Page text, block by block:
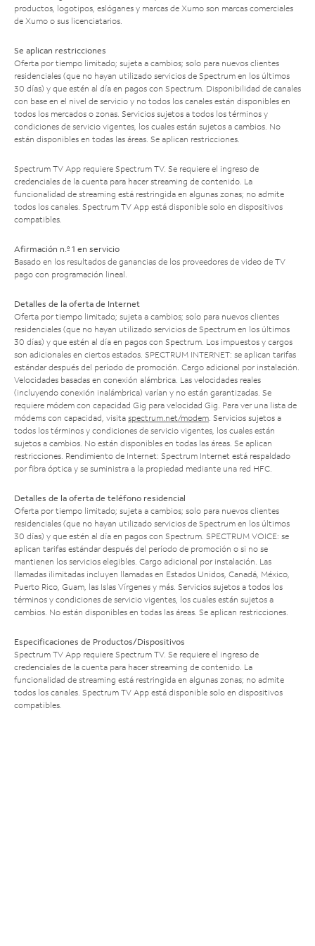
productos, logotipos, eslóganes y marcas de Xumo son marcas comerciales
de Xumo o sus licenciatarios.
Se aplican restricciones
Oferta por tiempo limitado; sujeta a cambios; solo para nuevos clientes
residenciales (que no hayan utilizado servicios de Spectrum en los últimos
30 días) y que estén al día en pagos con Spectrum. Disponibilidad de canales
con base en el nivel de servicio y no todos los canales están disponibles en
todos los mercados o zonas. Servicios sujetos a todos los términos y
condiciones de servicio vigentes, los cuales están sujetos a cambios. No
están disponibles en todas las áreas. Se aplican restricciones.
Spectrum TV App requiere Spectrum TV. Se requiere el ingreso de
credenciales de la cuenta para hacer streaming de contenido. La
funcionalidad de streaming está restringida en algunas zonas; no admite
todos los canales. Spectrum TV App está disponible solo en dispositivos
compatibles.
Afirmación n.º 1 en servicio
Basado en los resultados de ganancias de los proveedores de video de TV
pago con programación lineal.
Detalles de la oferta de Internet
Oferta por tiempo limitado; sujeta a cambios; solo para nuevos clientes
residenciales (que no hayan utilizado servicios de Spectrum en los últimos
30 días) y que estén al día en pagos con Spectrum. Los impuestos y cargos
son adicionales en ciertos estados. SPECTRUM INTERNET: se aplican tarifas
estándar después del período de promoción. Cargo adicional por instalación.
Velocidades basadas en conexión alámbrica. Las velocidades reales
(incluyendo conexión inalámbrica) varían y no están garantizadas. Se
requiere módem con capacidad Gig para velocidad Gig. Para ver una lista de
módems con capacidad, visita spectrum.net/modem. Servicios sujetos a
todos los términos y condiciones de servicio vigentes, los cuales están
sujetos a cambios. No están disponibles en todas las áreas. Se aplican
restricciones. Rendimiento de Internet: Spectrum Internet está respaldado
por fibra óptica y se suministra a la propiedad mediante una red HFC.
Detalles de la oferta de teléfono residencial
Oferta por tiempo limitado; sujeta a cambios; solo para nuevos clientes
residenciales (que no hayan utilizado servicios de Spectrum en los últimos
30 días) y que estén al día en pagos con Spectrum. SPECTRUM VOICE: se
aplican tarifas estándar después del período de promoción o si no se
mantienen los servicios elegibles. Cargo adicional por instalación. Las
llamadas ilimitadas incluyen llamadas en Estados Unidos, Canadá, México,
Puerto Rico, Guam, las Islas Vírgenes y más. Servicios sujetos a todos los
términos y condiciones de servicio vigentes, los cuales están sujetos a
cambios. No están disponibles en todas las áreas. Se aplican restricciones.
Especificaciones de Productos/Dispositivos
Spectrum TV App requiere Spectrum TV. Se requiere el ingreso de
credenciales de la cuenta para hacer streaming de contenido. La
funcionalidad de streaming está restringida en algunas zonas; no admite
todos los canales. Spectrum TV App está disponible solo en dispositivos
compatibles.